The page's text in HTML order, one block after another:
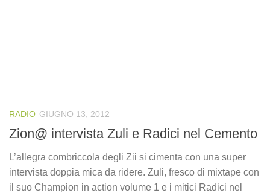
RADIO GIUGNO 13, 2012
Zion@ intervista Zuli e Radici nel Cemento
L’allegra combriccola degli Zii si cimenta con una super
intervista doppia mica da ridere. Zuli, fresco di mixtape con
il suo Champion in action volume 1 e i mitici Radici nel